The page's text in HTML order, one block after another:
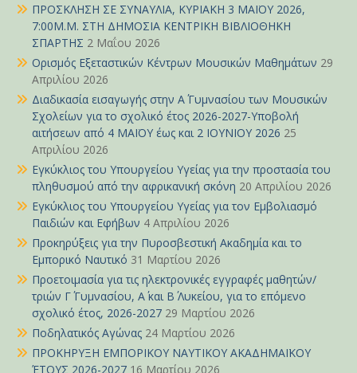
ΠΡΟΣΚΛΗΣΗ ΣΕ ΣΥΝΑΥΛΙΑ, ΚΥΡΙΑΚΗ 3 ΜΑΪΟΥ 2026,
7:00Μ.Μ. ΣΤΗ ΔΗΜΟΣΙΑ ΚΕΝΤΡΙΚΗ ΒΙΒΛΙΟΘΗΚΗ
ΣΠΑΡΤΗΣ 2 Μαΐου 2026
Ορισμός Εξεταστικών Κέντρων Μουσικών Μαθημάτων 29
Απριλίου 2026
Διαδικασία εισαγωγής στην Α΄ Γυμνασίου των Μουσικών
Σχολείων για το σχολικό έτος 2026-2027-Υποβολή
αιτήσεων από 4 ΜΑΪΟΥ έως και 2 ΙΟΥΝΙΟΥ 2026 25
Απριλίου 2026
Εγκύκλιος του Υπουργείου Υγείας για την προστασία του
πληθυσμού από την αφρικανική σκόνη 20 Απριλίου 2026
Εγκύκλιος του Υπουργείου Υγείας για τον Εμβολιασμό
Παιδιών και Εφήβων 4 Απριλίου 2026
Προκηρύξεις για την Πυροσβεστική Ακαδημία και το
Εμπορικό Ναυτικό 31 Μαρτίου 2026
Προετοιμασία για τις ηλεκτρονικές εγγραφές μαθητών/
τριών Γ΄ Γυμνασίου, Α΄ και Β΄ Λυκείου, για το επόμενο
σχολικό έτος, 2026-2027 29 Μαρτίου 2026
Ποδηλατικός Αγώνας 24 Μαρτίου 2026
ΠΡΟΚΗΡΥΞΗ ΕΜΠΟΡΙΚΟΥ ΝΑΥΤΙΚΟΥ ΑΚΑΔΗΜΑΪΚΟΥ
ΈΤΟΥΣ 2026-2027 16 Μαρτίου 2026